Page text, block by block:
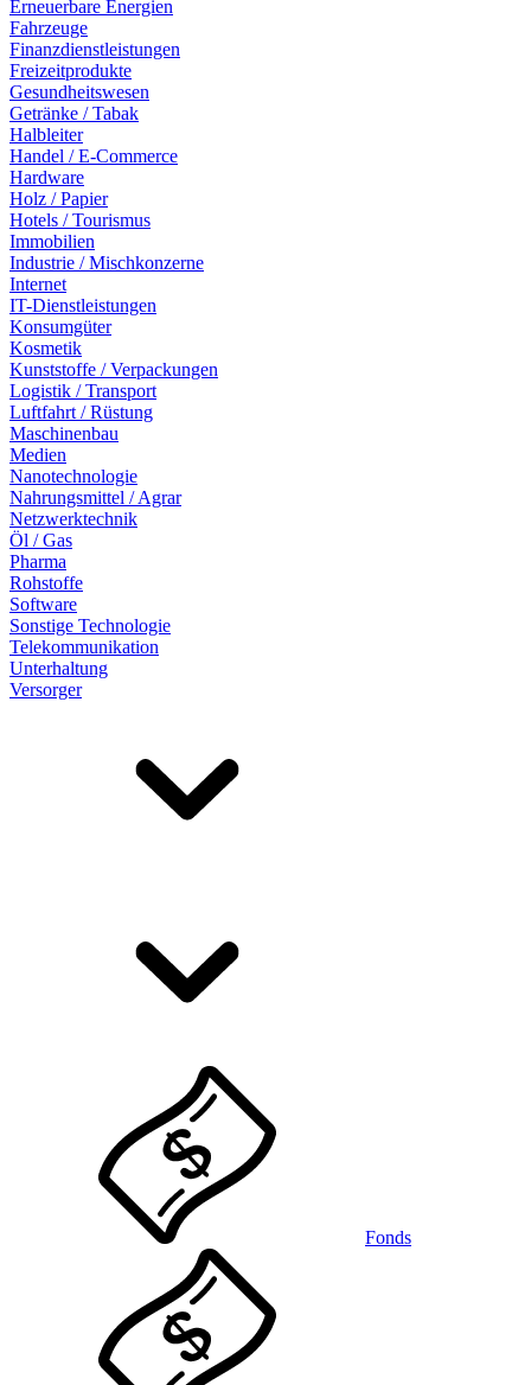
Erneuerbare Energien
Fahrzeuge
Finanzdienstleistungen
Freizeitprodukte
Gesundheitswesen
Getränke / Tabak
Halbleiter
Handel / E-Commerce
Hardware
Holz / Papier
Hotels / Tourismus
Immobilien
Industrie / Mischkonzerne
Internet
IT-Dienstleistungen
Konsumgüter
Kosmetik
Kunststoffe / Verpackungen
Logistik / Transport
Luftfahrt / Rüstung
Maschinenbau
Medien
Nanotechnologie
Nahrungsmittel / Agrar
Netzwerktechnik
Öl / Gas
Pharma
Rohstoffe
Software
Sonstige Technologie
Telekommunikation
Unterhaltung
Versorger
Fonds